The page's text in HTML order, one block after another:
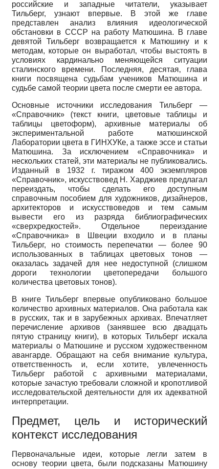
российские и западные читатели, указывает
Тильберг, узнают впервые. В этой же главе
представлен анализ влияния идеологической
обстановки в СССР на работу Матюшина. В главе
девятой Тильберг возвращается к Матюшину и к
методам, которые он выработал, чтобы выстоять в
условиях кардинально меняющейся ситуации
сталинского времени. Последняя, десятая, глава
книги посвящена судьбам учеников Матюшина и
судьбе самой теории цвета после смерти ее автора.
Основные источники исследования Тильберг —
«Справочник» (текст книги, цветовые таблицы и
таблицы цветоформ), архивные материалы об
экспериментальной работе матюшинской
Лаборатории цвета в ГИНХУКе, а также эссе и статьи
Матюшина. За исключением «Справочника» и
нескольких статей, эти материалы не публиковались.
Изданный в 1932 г. тиражом 400 экземпляров
«Справочник», искусствовед Н. Харджиев предлагал
переиздать, чтобы сделать его доступным
справочным пособием для художников, дизайнеров,
архитекторов и искусствоведов и тем самым
вывести его из разряда библиографических
«сверхредкостей». Отдельное переиздание
«Справочника» в Швеции входило и в планы
Тильберг, но стоимость перепечатки — более 90
использованных в таблицах цветовых тонов —
оказалась задачей для нее недоступной (слишком
дороги технологии цветопередачи большого
количества цветовых тонов).
В книге Тильберг впервые опубликовано большое
количество архивных материалов. Она работала как
в русских, так и в зарубежных архивах. Впечатляет
перечисление архивов (занявшее всю двадцать
пятую страницу книги), в которых Тильберг искала
материалы о Матюшине и русском художественном
авангарде. Обращают на себя внимание культура,
ответственность и, если хотите, увлеченность
Тильберг работой с архивными материалами,
которые зачастую требовали сложной и кропотливой
исследовательской деятельности для их адекватной
интерпретации.
Предмет, цель и исторический
контекст исследования
Первоначальные идеи, которые легли затем в
основу теории цвета, были подсказаны Матюшину